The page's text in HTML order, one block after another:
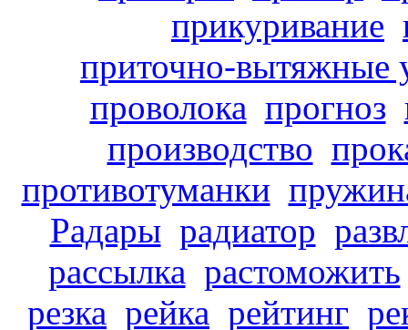
прикуривание
приточно-вытяжные
проволока прогноз
производство
противотуманки
Радары радиатор
рассылка растоможить
резка рейка рейтинг